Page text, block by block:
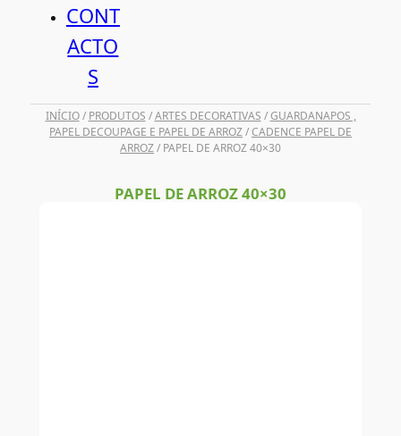
CONT
ACTO
S
INÍCIO/ PRODUTOS /ARTES DECORATIVAS /GUARDANAPOS ,
PAPEL DECOUPAGE E PAPEL DE ARROZ/CADENCE PAPEL DE
ARROZ/ PAPEL DE ARROZ 40×30
PAPEL DE ARROZ 40×30